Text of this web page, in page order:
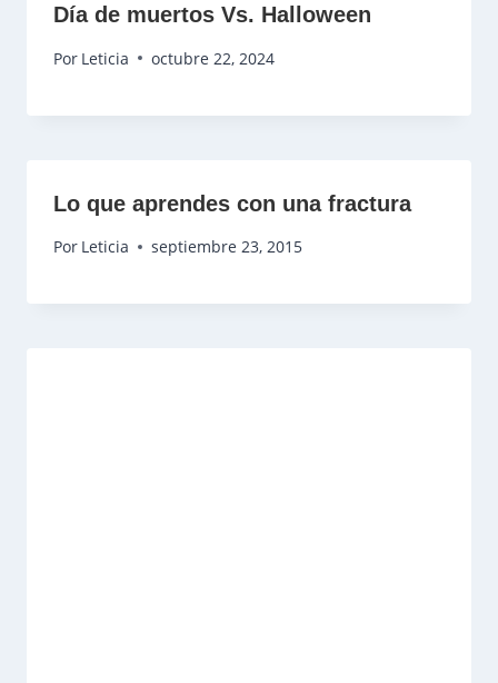
Día de muertos Vs. Halloween
Por Leticia octubre 22, 2024
Lo que aprendes con una fractura
Por Leticia septiembre 23, 2015